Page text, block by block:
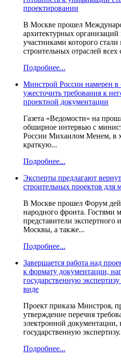
проектировании
В Москве прошел
архитектурных организаций
участниками которого стали
строительных отраслей
Подробнее...
Минстрой России намерен
ужесточить требования к
проектной документации
Газета «Ведомости» на
обширное интервью с
России Михаилом Менем, в
краткую...
Подробнее...
Эксперты предлагают
строительных проектов для
В Москве прошел Форум
народного фронта. Гостями
представители экспертного
Москвы, а также...
Подробнее...
Завершается работа над
к формату документации,
государственную
виде
Проект приказа Минстроя,
утверждение перечня
электронной документации,
государственную
Подробнее...